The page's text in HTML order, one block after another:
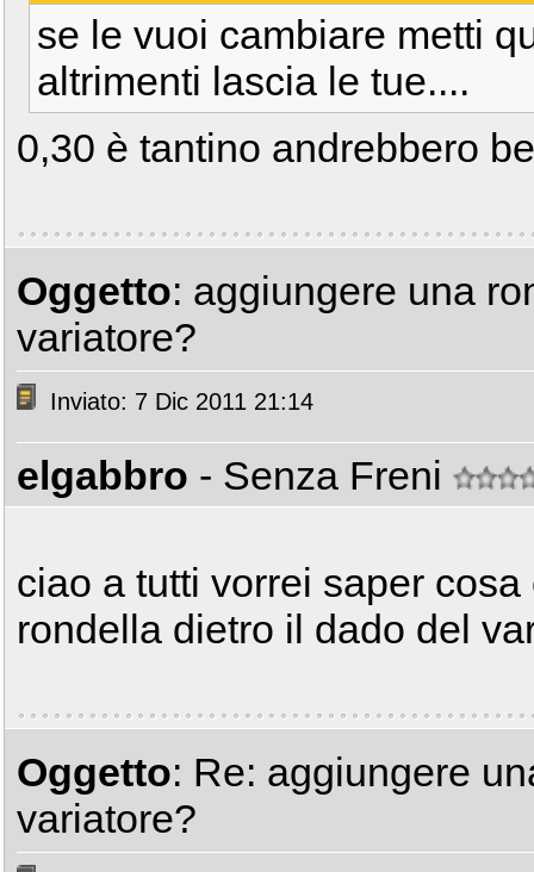
se le vuoi cambiare metti
altrimenti lascia le tue....
0,30 è tantino andrebbero
Oggetto: aggiungere una
variatore?
Inviato: 7 Dic 2011 21:14
elgabbro - Senza Freni
ciao a tutti vorrei saper
rondella dietro il dado del
Oggetto: Re: aggiungere
variatore?